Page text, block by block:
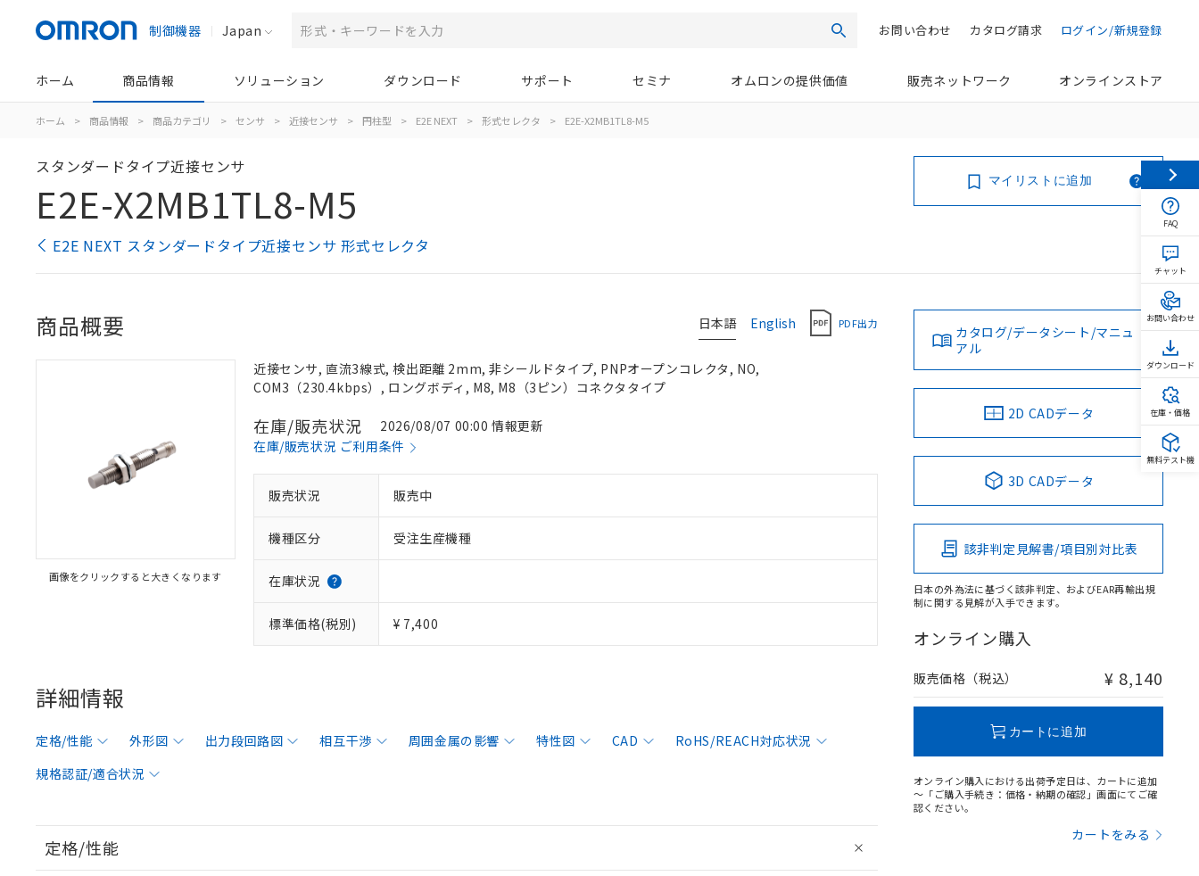
制御機器 Japan 検索 ログイン/新規登録
カタログ請求
お問い合わせ
ホーム 商品情報 ソリューション ダウンロード サポート セミナ オムロンの提供価値 販売ネットワーク オンラインストア
ホーム > 商品情報 > 商品カテゴリ > センサ > 近接センサ > 円柱型 > E2E NEXT > 形式セレクタ > E2E-X2MB1TL8-M5
スタンダードタイプ近接センサ
E2E-X2MB1TL8-M5
E2E NEXT スタンダードタイプ近接センサ 形式セレクタ
マイリストに追加
日本語 English PDF出力
商品概要
画像をクリックすると大きくなります
近接センサ, 直流3線式, 検出距離 2mm, 非シールドタイプ, PNPオープンコレクタ, NO,
COM3（230.4kbps）, ロングボディ, M8, M8（3ピン）コネクタタイプ
在庫/販売状況
2026/08/07 00:00 情報更新
在庫/販売状況 ご利用条件
販売状況 販売中
機種区分 受注生産機種
在庫状況
標準価格(税別) ¥ 7,400
詳細情報
定格/性能 外形図 出力段回路図 相互干渉 周囲金属の影響 特性図 CAD
RoHS/REACH対応状況
規格認証/適合状況
定格/性能
カタログ/データシート/マニュ
アル
2D CADデータ
3D CADデータ
該非判定見解書/項目別対比表
日本の外為法に基づく該非判定、およびEAR再輸出規
制に関する見解が入手できます。
オンライン購入
販売価格（税込） ¥ 8,140
カートに追加
オンライン購入における出荷予定日は、カートに追加
～「ご購入手続き：価格・納期の確認」画面にてご確
認ください。
カートをみる
FAQ
チャット
お問い合わせ
ダウンロード
在庫・価格
無料テスト機